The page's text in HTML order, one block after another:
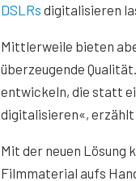
DSLRs digitalisieren
Mittlerweile bieten
überzeugende
entwickeln, die statt
digitalisieren«,
Mit der neuen Lösung
Filmmaterial aufs